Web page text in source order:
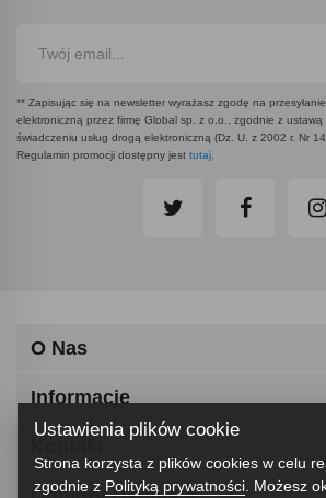
** Zapisując się na newsletter wyrażasz zgodę na
elektroniczną przez firmę Global sp. z o.o., zgodnie z
świadczeniu usług drogą elektroniczną (Dz. U. z 2002 r. Nr
Regulamin promocji dostępny jest tutaj
O Nas
Informacje
Ustawienia plików cookie
Strona korzysta z plików cookies w celu
zgodnie z Polityką prywatności . Możesz